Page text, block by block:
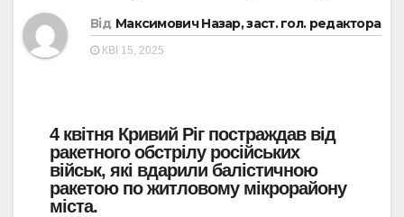
Від Максимович Назар, заст. гол. редактора
КВІ 15, 2025
4 квітня Кривий Ріг постраждав від
ракетного обстрілу російських
військ, які вдарили балістичною
ракетою по житловому мікрорайону
міста.